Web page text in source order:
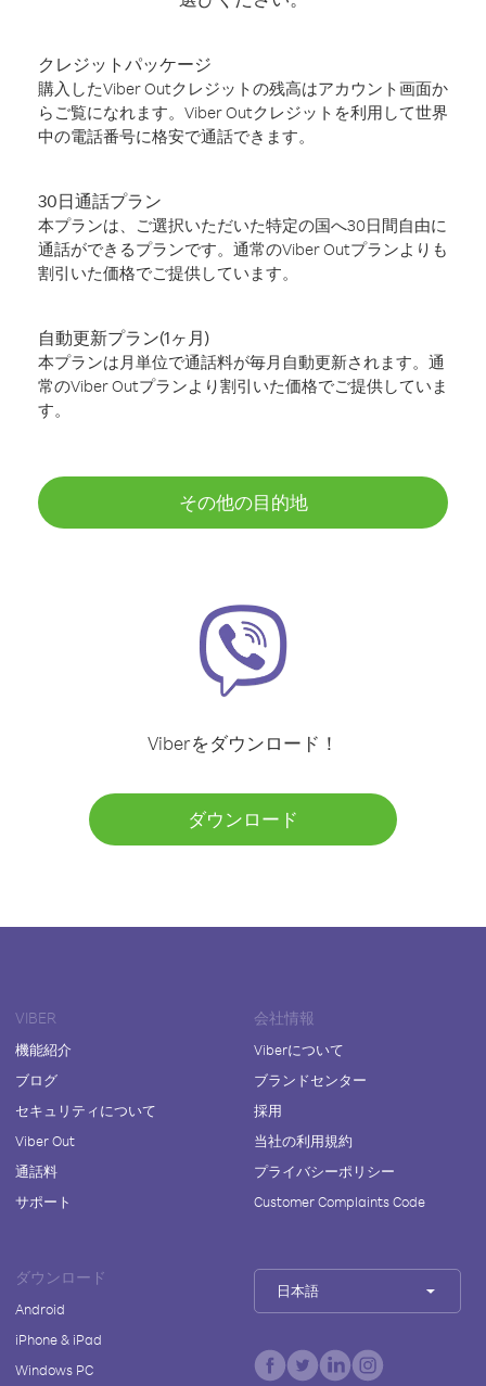
クレジットパッケージ
購入したViber Outクレジットの残高はアカウント画面か
らご覧になれます。Viber Outクレジットを利用して世界
中の電話番号に格安で通話できます。
30日通話プラン
本プランは、ご選択いただいた特定の国へ30日間自由に
通話ができるプランです。通常のViber Outプランよりも
割引いた価格でご提供しています。
自動更新プラン(1ヶ月)
本プランは月単位で通話料が毎月自動更新されます。通
常のViber Outプランより割引いた価格でご提供していま
す。
その他の目的地
Viberをダウンロード！
ダウンロード
VIBER
機能紹介
ブログ
セキュリティについて
Viber Out
通話料
サポート
会社情報
Viberについて
ブランドセンター
採用
当社の利用規約
プライバシーポリシー
Customer Complaints Code
ダウンロード
Android
iPhone & iPad
Windows PC
日本語